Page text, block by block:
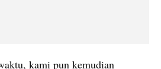
kami pun kemudian